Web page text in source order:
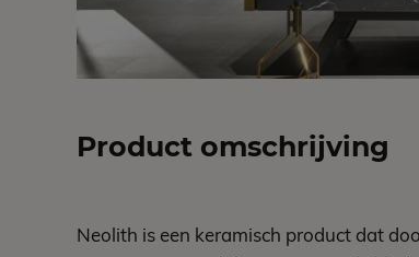
Product omschrijving
Neolith is een keramisch product dat